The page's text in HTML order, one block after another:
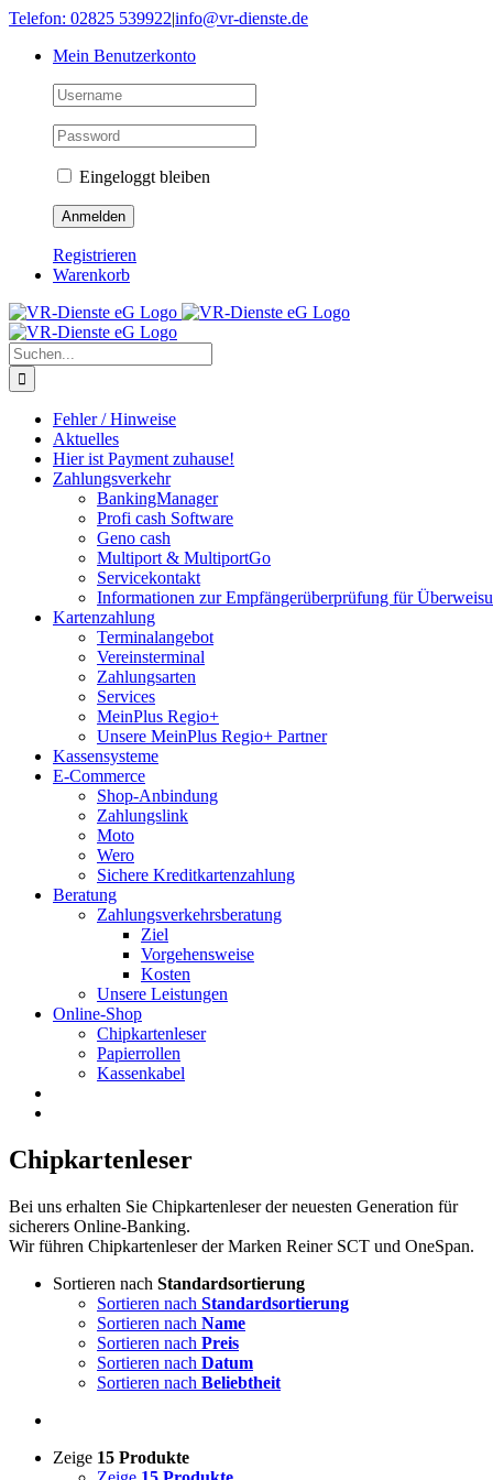
Skip
content
Telefon: 02825 539922|info@vr-dienste.de
Mein Benutzerkonto
Eingeloggt bleiben
Registrieren
Warenkorb
Suche
nach:
Fehler / Hinweise
Aktuelles
Hier ist Payment zuhause!
Zahlungsverkehr
BankingManager
Profi cash Software
Geno cash
Multiport & MultiportGo
Servicekontakt
Informationen zur Empfängerüberprüfung für
Kartenzahlung
Terminalangebot
Vereinsterminal
Zahlungsarten
Services
MeinPlus Regio+
Unsere MeinPlus Regio+ Partner
Kassensysteme
E-Commerce
Shop-Anbindung
Zahlungslink
Moto
Wero
Sichere Kreditkartenzahlung
Beratung
Zahlungsverkehrsberatung
Ziel
Vorgehensweise
Kosten
Unsere Leistungen
Online-Shop
Chipkartenleser
Papierrollen
Kassenkabel
Chipkartenleser
Bei uns erhalten Sie Chipkartenleser der neuesten Generation für
sicherers Online-Banking.
Wir führen Chipkartenleser der Marken Reiner SCT und OneSpan.
Sortieren nach Standardsortierung
Sortieren nach Standardsortierung
Sortieren nach Name
Sortieren nach Preis
Sortieren nach Datum
Sortieren nach Beliebtheit
Zeige 15 Produkte